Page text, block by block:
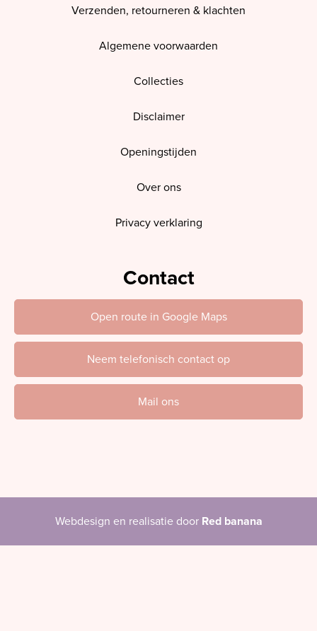
Verzenden, retourneren & klachten
Algemene voorwaarden
Collecties
Disclaimer
Openingstijden
Over ons
Privacy verklaring
Contact
Open route in Google Maps
Neem telefonisch contact op
Mail ons
Webdesign en realisatie door Red banana